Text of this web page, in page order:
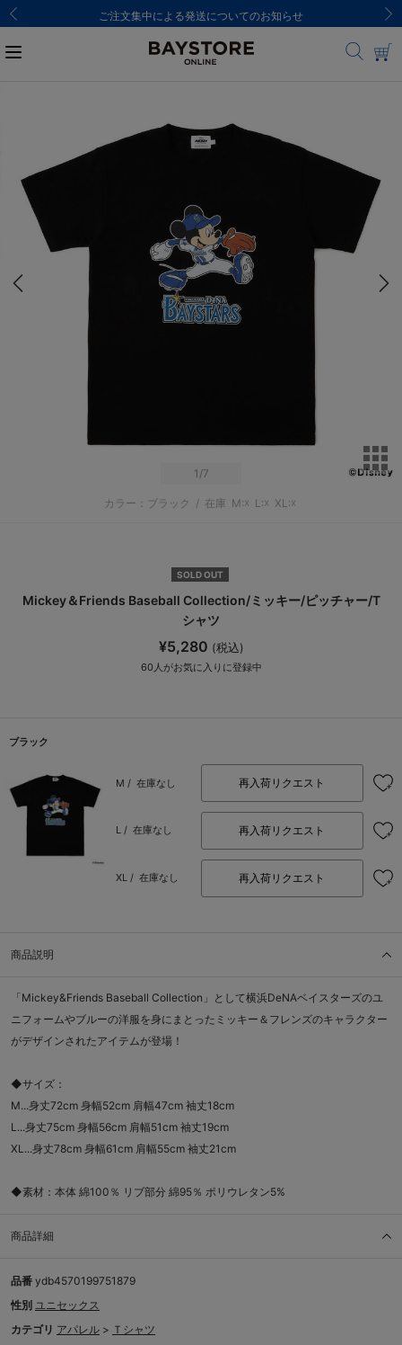
8,000円(税込)以上のご購入で送料無料
1 /7
カラー：ブラック / 在庫 M:☓ L:☓ XL:☓
SOLD OUT
Mickey＆Friends Baseball Collection/ミッキー/ピッチャー/T
シャツ
¥5,280 (税込)
60 人がお気に入りに登録中
ブラック
M / 在庫なし 再入荷リクエスト
L / 在庫なし 再入荷リクエスト
XL / 在庫なし 再入荷リクエスト
商品説明
「Mickey&Friends Baseball Collection」として横浜DeNAベイスターズのユ
ニフォームやブルーの洋服を身にまとったミッキー＆フレンズのキャラクター
がデザインされたアイテムが登場！
◆サイズ：
M...身丈72cm 身幅52cm 肩幅47cm 袖丈18cm
L...身丈75cm 身幅56cm 肩幅51cm 袖丈19cm
XL...身丈78cm 身幅61cm 肩幅55cm 袖丈21cm
◆素材：本体 綿100％ リブ部分 綿95％ ポリウレタン5%
商品詳細
品番 ydb4570199751879
性別 ユニセックス
カテゴリ アパレル > Ｔシャツ